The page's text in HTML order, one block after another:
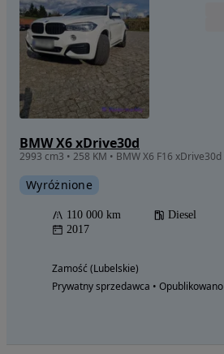
BMW X6 xDrive30d
Wyróżnione
110 000 km Diesel
2017
Zamość (Lubelskie)
Prywatny sprzedawca • Opublikowano